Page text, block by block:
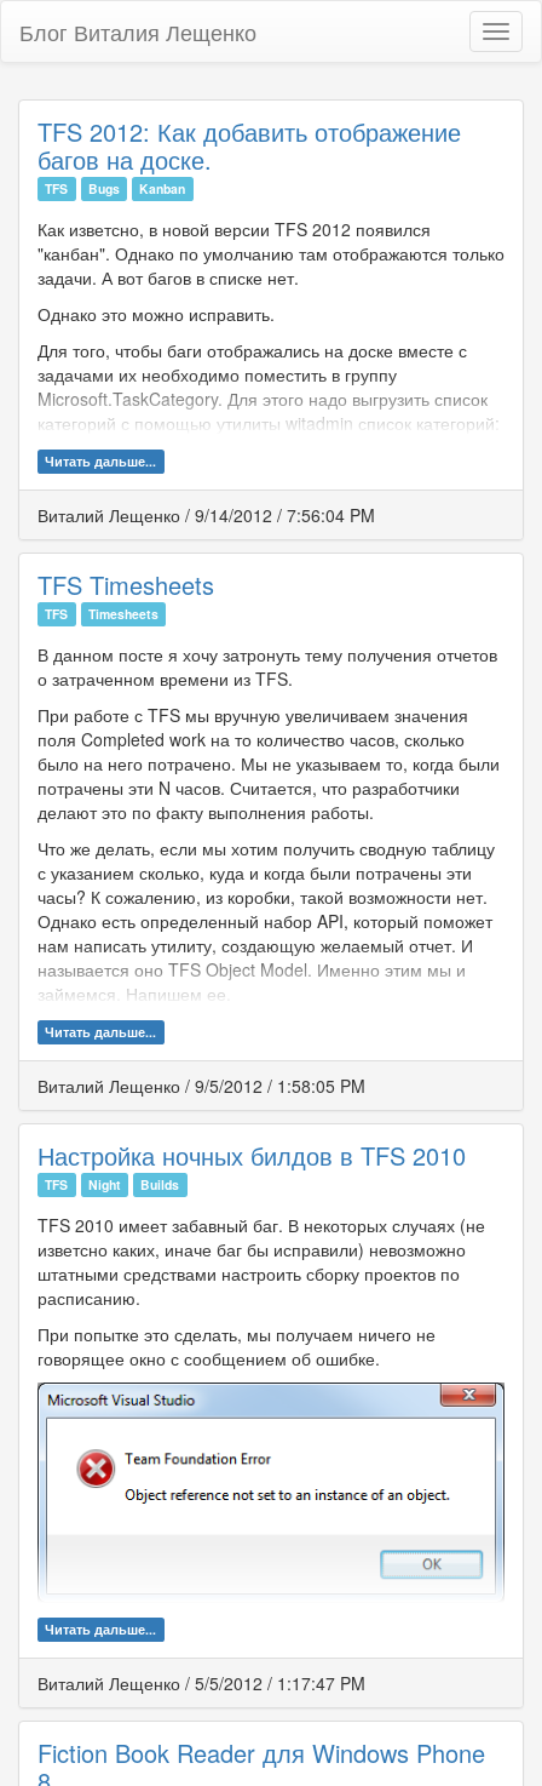
Блог Виталия Лещенко
TFS 2012: Как добавить отображение
багов на доске.
TFS Bugs Kanban
Как изветсно, в новой версии TFS 2012 появился
"канбан". Однако по умолчанию там отображаются только
задачи. А вот багов в списке нет.
Однако это можно исправить.
Для того, чтобы баги отображались на доске вместе с
задачами их необходимо поместить в группу
Microsoft.TaskCategory. Для этого надо выгрузить список
категорий с помощью утилиты witadmin список категорий:
Читать дальше...
Виталий Лещенко / 9/14/2012 / 7:56:04 PM
TFS Timesheets
TFS Timesheets
В данном посте я хочу затронуть тему получения отчетов
о затраченном времени из TFS.
При работе с TFS мы вручную увеличиваем значения
поля Completed work на то количество часов, сколько
было на него потрачено. Мы не указываем то, когда были
потрачены эти N часов. Считается, что разработчики
делают это по факту выполнения работы.
Что же делать, если мы хотим получить сводную таблицу
с указанием сколько, куда и когда были потрачены эти
часы? К сожалению, из коробки, такой возможности нет.
Однако есть определенный набор API, который поможет
нам написать утилиту, создающую желаемый отчет. И
называется оно TFS Object Model. Именно этим мы и
займемся. Напишем ее.
Читать дальше...
Виталий Лещенко / 9/5/2012 / 1:58:05 PM
Настройка ночных билдов в TFS 2010
TFS Night Builds
TFS 2010 имеет забавный баг. В некоторых случаях (не
изветсно каких, иначе баг бы исправили) невозможно
штатными средствами настроить сборку проектов по
расписанию.
При попытке это сделать, мы получаем ничего не
говорящее окно с сообщением об ошибке.
Читать дальше...
Виталий Лещенко / 5/5/2012 / 1:17:47 PM
Fiction Book Reader для Windows Phone